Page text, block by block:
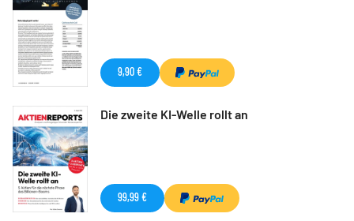
9,90 €
Die zweite KI-Welle rollt an
99,99 €